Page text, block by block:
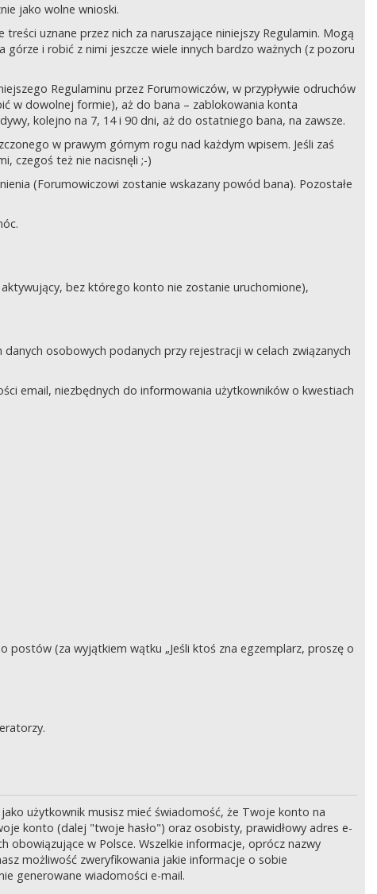
jako wolne wnioski.
uznane przez nich za naruszające niniejszy Regulamin. Mogą
i robić z nimi jeszcze wiele innych bardzo ważnych (z pozoru
Regulaminu przez Forumowiczów, w przypływie odruchów
w dowolnej formie), aż do bana – zablokowania konta
kolejno na 7, 14 i 90 dni, aż do ostatniego bana, na zawsze.
w prawym górnym rogu nad każdym wpisem. Jeśli zaś
czegoś też nie nacisnęli ;-)
(Forumowiczowi zostanie wskazany powód bana). Pozostałe
bez którego konto nie zostanie uruchomione),
osobowych podanych przy rejestracji w celach związanych
email, niezbędnych do informowania użytkowników o kwestiach
postów (za wyjątkiem wątku „Jeśli ktoś zna egzemplarz, proszę o
użytkownik musisz mieć świadomość, że Twoje konto na
konto (dalej "twoje hasło") oraz osobisty, prawidłowy adres e-
w Polsce. Wszelkie informacje, oprócz nazwy
możliwość zweryfikowania jakie informacje o sobie
generowane wiadomości e-mail.